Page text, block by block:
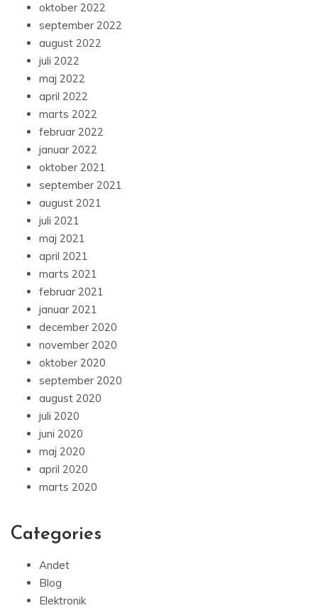
oktober 2022
september 2022
august 2022
juli 2022
maj 2022
april 2022
marts 2022
februar 2022
januar 2022
oktober 2021
september 2021
august 2021
juli 2021
maj 2021
april 2021
marts 2021
februar 2021
januar 2021
december 2020
november 2020
oktober 2020
september 2020
august 2020
juli 2020
juni 2020
maj 2020
april 2020
marts 2020
Categories
Andet
Blog
Elektronik